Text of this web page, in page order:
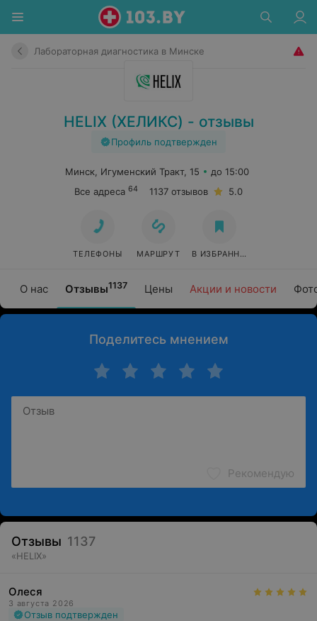
Лабораторная диагностика в Минске
HELIX (ХЕЛИКС) - отзывы
Профиль подтвержден
О нас Отзывы1137 Цены Акции и новости
Минск, Игуменский Тракт, 15
до 15:00
Все адреса 64 1137 отзывов 5.0
ТЕЛЕФОНЫ МАРШРУТ В ИЗБРАННОЕ
Поделитесь мнением
Рекомендую
Отзывы 1137
«HELIX»
Олеся
3 августа 2026
Отзыв подтвержден